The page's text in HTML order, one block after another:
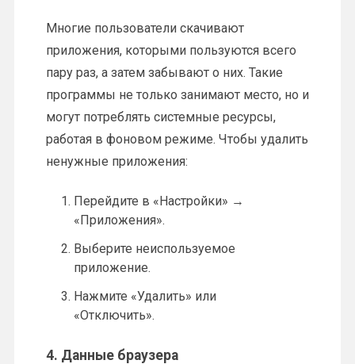
Многие пользователи скачивают
приложения, которыми пользуются всего
пару раз, а затем забывают о них. Такие
программы не только занимают место, но и
могут потреблять системные ресурсы,
работая в фоновом режиме. Чтобы удалить
ненужные приложения:
Перейдите в «Настройки» →
«Приложения».
Выберите неиспользуемое
приложение.
Нажмите «Удалить» или
«Отключить».
4. Данные браузера